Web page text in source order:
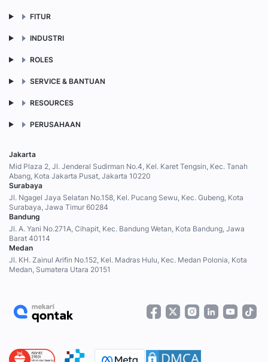
FITUR
INDUSTRI
ROLES
SERVICE & BANTUAN
RESOURCES
PERUSAHAAN
Jakarta
Mid Plaza 2, Jl. Jenderal Sudirman No.4, Kel. Karet Tengsin, Kec. Tanah
Abang, Kota Jakarta Pusat, Jakarta 10220
Surabaya
Jl. Ngagel Jaya Selatan No.158, Kel. Pucang Sewu, Kec. Gubeng, Kota
Surabaya, Jawa Timur 60284
Bandung
Jl. A. Yani No.271A, Cihapit, Kec. Bandung Wetan, Kota Bandung, Jawa
Barat 40114
Medan
Jl. KH. Zainul Arifin No.152, Kel. Madras Hulu, Kec. Medan Polonia, Kota
Medan, Sumatera Utara 20151